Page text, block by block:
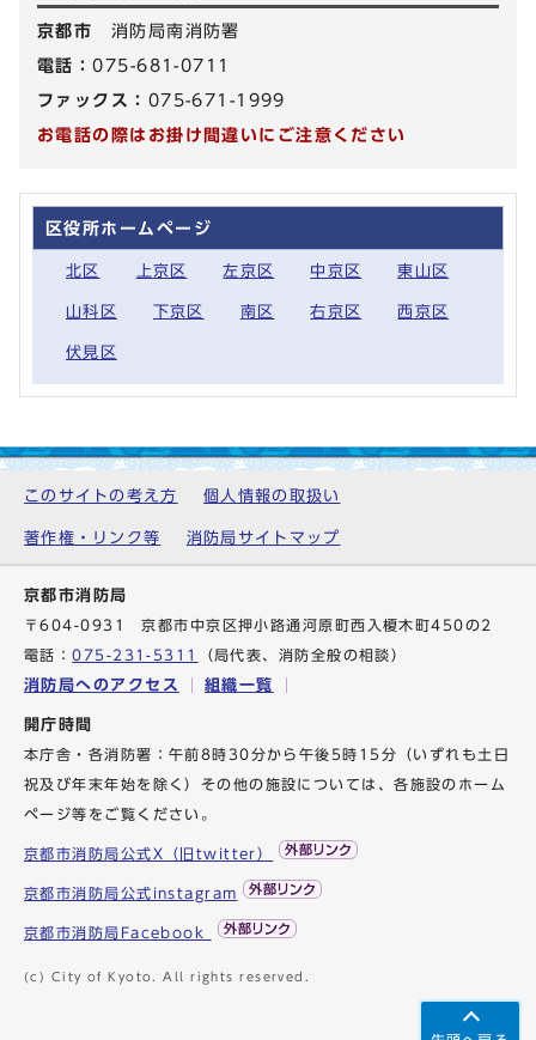
京都市 消防局南消防署
電話：075-681-0711
ファックス： 075-671-1999
お電話の際はお掛け間違いにご注意ください
区役所ホームページ
北区 上京区 左京区 中京区 東山区
山科区 下京区 南区 右京区 西京区
伏見区
このサイトの考え方 個人情報の取扱い
著作権・リンク等 消防局サイトマップ
京都市消防局
〒604-0931 京都市中京区押小路通河原町西入榎木町450の2
電話：075-231-5311 （局代表、消防全般の相談）
消防局へのアクセス 組織一覧
開庁時間
本庁舎・各消防署：午前8時30分から午後5時15分（いずれも土日
祝及び年末年始を除く）その他の施設については、各施設のホーム
ページ等をご覧ください。
京都市消防局公式X（旧twitter）
京都市消防局公式instagram
京都市消防局Facebook
(c) City of Kyoto. All rights reserved.